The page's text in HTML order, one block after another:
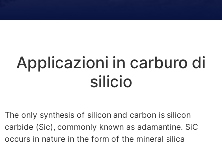
Applicazioni in carburo di
silicio
The only synthesis of silicon and carbon is silicon
carbide (Sic), commonly known as adamantine. SiC
occurs in nature in the form of the mineral silica